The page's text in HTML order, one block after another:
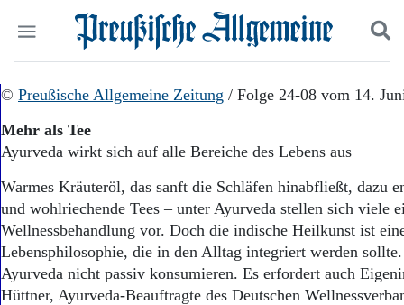
Politik
Panorama
Leben
Geschichte
Ostpreußen
Pommern
Berlin-Brandenburg
Schlesien
Suchen und finden
© Preußische Allgemeine Zeitung / Folge 24-08 vom 14.
Mehr als Tee
Ayurveda wirkt sich auf alle Bereiche des Lebens aus
Warmes Kräuteröl, das sanft die Schläfen hinabfließt, dazu
und wohlriechende Tees – unter Ayurveda stellen sich viele
Wellnessbehandlung vor. Doch die indische Heilkunst ist
Lebensphilosophie, die in den Alltag integriert werden
Ayurveda nicht passiv konsumieren. Es erfordert auch
Hüttner, Ayurveda-Beauftragte des Deutschen